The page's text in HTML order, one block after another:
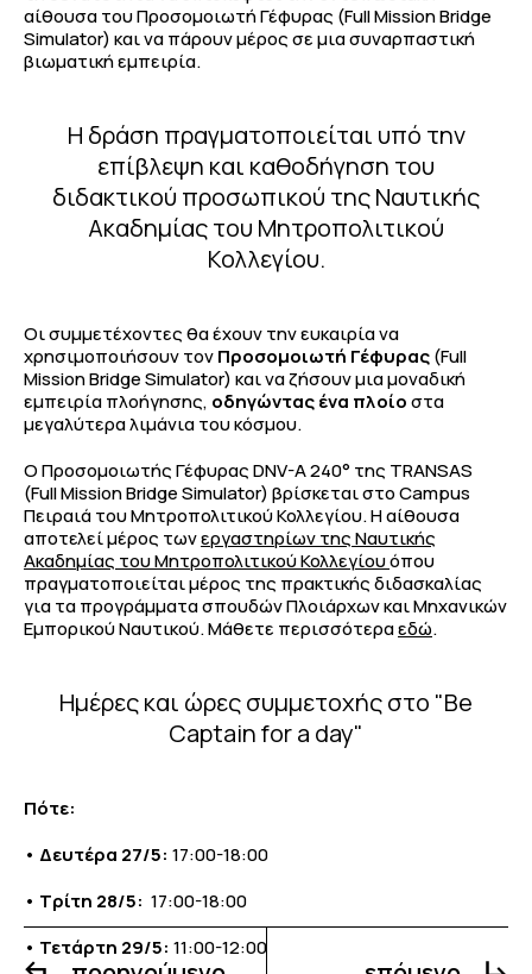
αίθουσα του Προσομοιωτή Γέφυρας (Full Mission Bridge
Simulator) και να πάρουν μέρος σε μια συναρπαστική
βιωματική εμπειρία.
Η δράση πραγματοποιείται υπό την
επίβλεψη και καθοδήγηση του
διδακτικού προσωπικού της Ναυτικής
Ακαδημίας του Μητροπολιτικού
Κολλεγίου.
Οι συμμετέχοντες θα έχουν την ευκαιρία να
χρησιμοποιήσουν τονΠροσομοιωτή Γέφυρας(Full
Mission Bridge Simulator) και να ζήσουν μια μοναδική
εμπειρία πλοήγησης, οδηγώντας ένα πλοίοστα
μεγαλύτερα λιμάνια του κόσμου.
Ο Προσομοιωτής Γέφυρας DNV-A 240° της TRANSAS
(Full Mission Bridge Simulator) βρίσκεται στο Campus
Πειραιά του Μητροπολιτικού Κολλεγίου. Η αίθουσα
αποτελεί μέρος τωνεργαστηρίων της Ναυτικής
Ακαδημίας του Μητροπολιτικού Κολλεγίουόπου
πραγματοποιείται μέρος της πρακτικής διδασκαλίας
για τα προγράμματα σπουδών Πλοιάρχων και Μηχανικών
Εμπορικού Ναυτικού. Μάθετε περισσότεραεδώ.
Ημέρες και ώρες συμμετοχής στο "Be
Captain for a day"
Πότε:
• Δευτέρα 27/5: 17:00-18:00
• Τρίτη 28/5: 17:00-18:00
• Τετάρτη 29/5: 11:00-12:00